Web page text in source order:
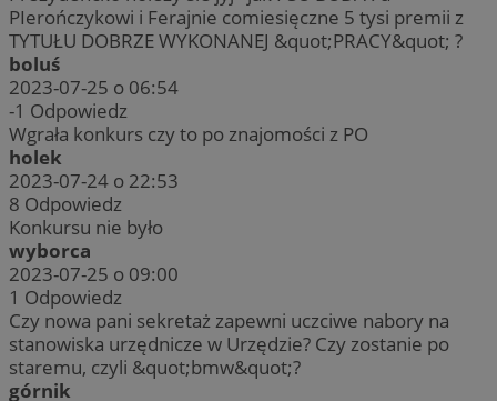
PIerończykowi i Ferajnie comiesięczne 5 tysi premii z
TYTUŁU DOBRZE WYKONANEJ &quot;PRACY&quot; ?
boluś
2023-07-25 o 06:54
-1 Odpowiedz
Wgrała konkurs czy to po znajomości z PO
holek
2023-07-24 o 22:53
8 Odpowiedz
Konkursu nie było
wyborca
2023-07-25 o 09:00
1 Odpowiedz
Czy nowa pani sekretaż zapewni uczciwe nabory na
stanowiska urzędnicze w Urzędzie? Czy zostanie po
staremu, czyli &quot;bmw&quot;?
górnik